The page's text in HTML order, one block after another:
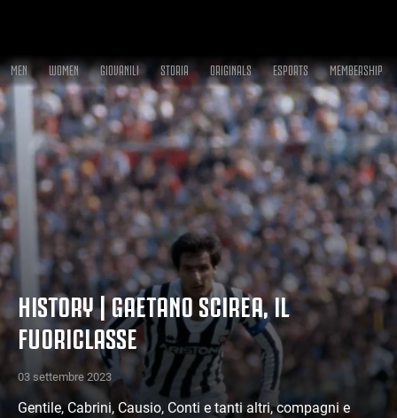
MEN WOMEN GIOVANILI STORIA ORIGINALS ESPORTS MEMBERSHIP
HISTORY | GAETANO SCIREA, IL
FUORICLASSE
03 settembre 2023
Gentile, Cabrini, Causio, Conti e tanti altri, compagni e